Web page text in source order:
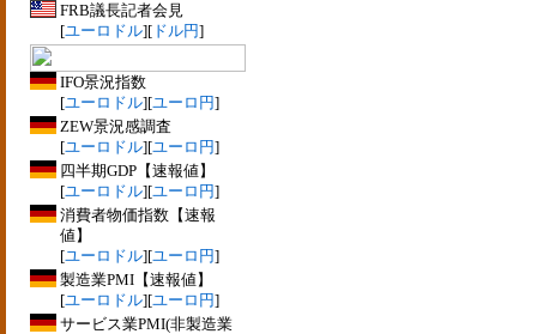
FRB議長記者会見
[ユーロドル][ ドル円]
IFO景況指数
[ユーロドル][ユーロ円]
ZEW景況感調査
[ユーロドル][ユーロ円]
四半期GDP【速報値】
[ユーロドル][ユーロ円]
消費者物価指数【速報
値】
[ユーロドル][ユーロ円]
製造業PMI【速報値】
[ユーロドル][ユーロ円]
サービス業PMI(非製造業